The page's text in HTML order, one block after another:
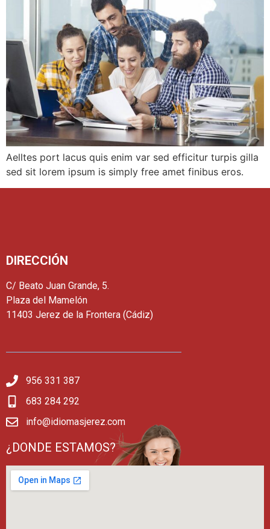
Aelltes port lacus quis enim var sed efficitur turpis gilla
sed sit lorem ipsum is simply free amet finibus eros.
DIRECCIÓN
C/ Beato Juan Grande, 5.
Plaza del Mamelón
11403 Jerez de la Frontera (Cádiz)
956 331 387
683 284 292
info@idiomasjerez.com
¿DONDE ESTAMOS?